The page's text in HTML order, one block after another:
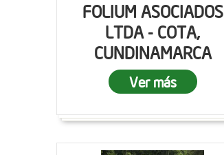
FOLIUM ASOCIADOS
LTDA - COTA,
CUNDINAMARCA
Ver más